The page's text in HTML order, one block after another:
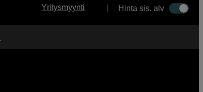
Yritysmyynti Hinta sis. alv